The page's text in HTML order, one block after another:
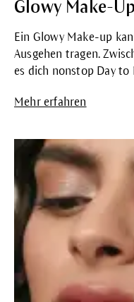
Glowy Make-Up
Ein Glowy Make-up
Ausgehen tragen.
es dich nonstop Day to
Mehr erfahren